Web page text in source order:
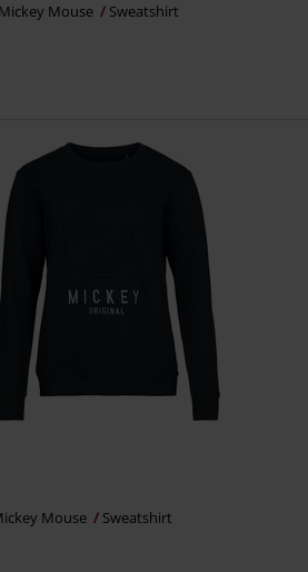
Mickey Mouse Sweatshirt
Mouse Sweatshirt